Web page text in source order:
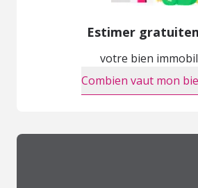
Estimer
votre bien
Combien vaut mon